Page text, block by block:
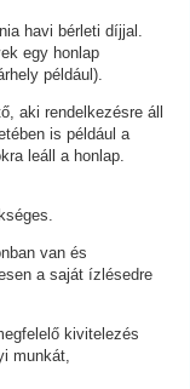
havi bérleti díjjal.
egy honlap
például).
aki rendelkezésre áll
is például a
leáll a honlap.
van és
a saját ízlésedre
kivitelezés
munkát,